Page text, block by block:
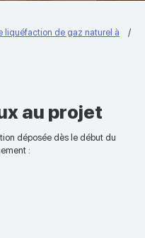
liquéfaction de gaz naturel à
au projet
déposée dès le début du
: